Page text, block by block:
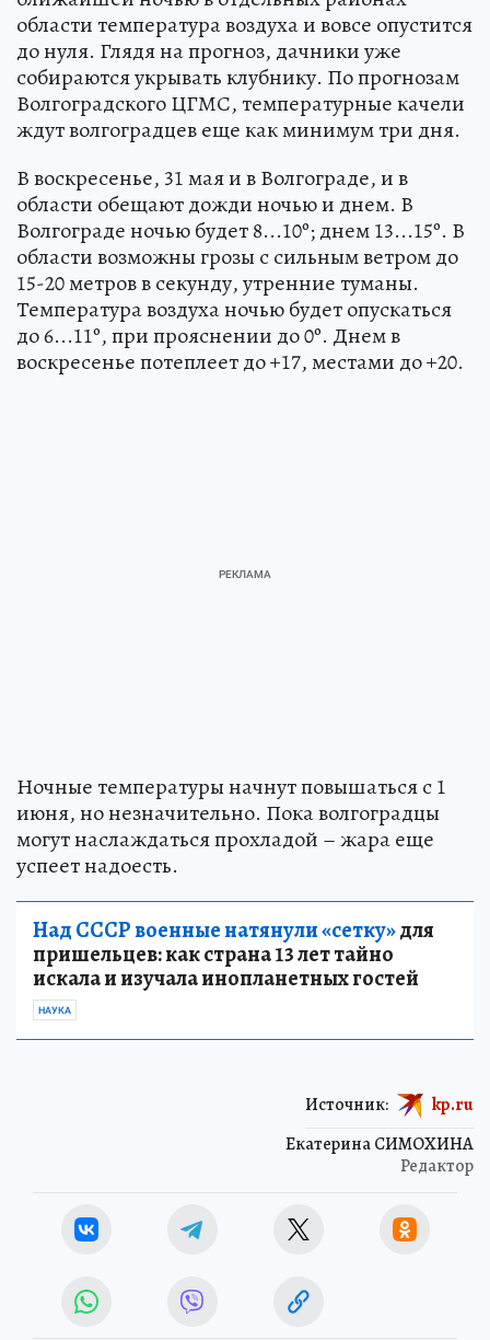
области температура воздуха и вовсе опустится
до нуля. Глядя на прогноз, дачники уже
собираются укрывать клубнику. По прогнозам
Волгоградского ЦГМС, температурные качели
ждут волгоградцев еще как минимум три дня.
В воскресенье, 31 мая и в Волгограде, и в
области обещают дожди ночью и днем. В
Волгограде ночью будет 8...10º; днем 13...15º. В
области возможны грозы с сильным ветром до
15-20 метров в секунду, утренние туманы.
Температура воздуха ночью будет опускаться
до 6...11º, при прояснении до 0º. Днем в
воскресенье потеплеет до +17, местами до +20.
Ночные температуры начнут повышаться с 1
июня, но незначительно. Пока волгоградцы
могут наслаждаться прохладой – жара еще
успеет надоесть.
Над СССР военные натянули «сетку»для
пришельцев: как страна 13 лет тайно
искала и изучала инопланетных гостей
НАУКА
Екатерина СИМОХИНА
Редактор
Источник: kp.ru